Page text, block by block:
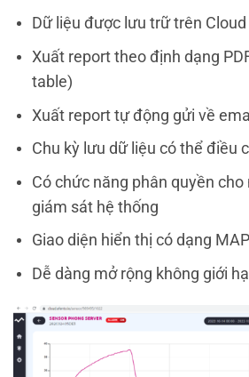
Dữ liệu được lưu trữ trên
Xuất report theo định dạng
table)
Xuất report tự động gửi về
Chu kỳ lưu dữ liệu có thể điều
Có chức năng phân quyền
giám sát hệ thống
Giao diện hiển thị có dạng
Dễ dàng mở rộng không giới